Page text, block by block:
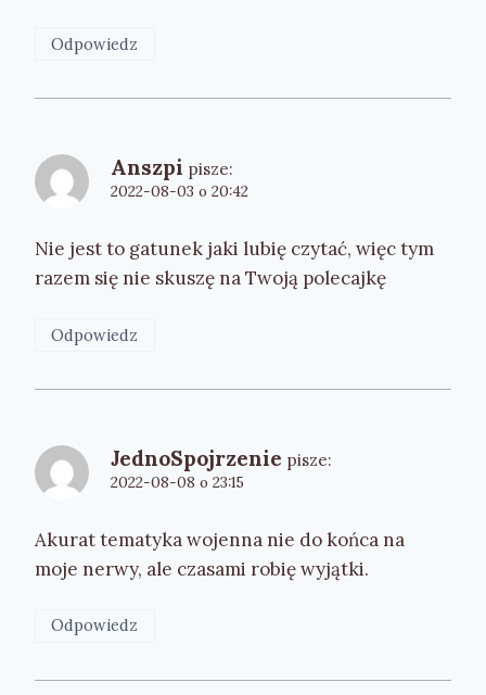
Odpowiedz
Anszpi pisze:
2022-08-03 o 20:42
Nie jest to gatunek jaki lubię czytać, więc tym
razem się nie skuszę na Twoją polecajkę
Odpowiedz
JednoSpojrzenie pisze:
2022-08-08 o 23:15
Akurat tematyka wojenna nie do końca na
moje nerwy, ale czasami robię wyjątki.
Odpowiedz